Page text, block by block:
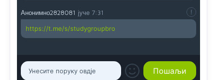
Анонимно2828081 јуче 7:31
https://t.me/s/studygroupbro